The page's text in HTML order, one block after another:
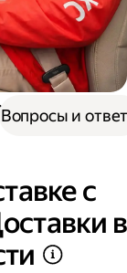
доставке
с
в
Вопросы и